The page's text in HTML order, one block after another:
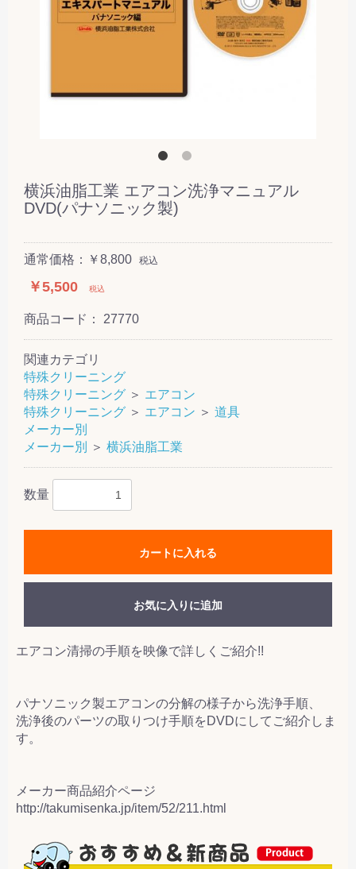
横浜油脂工業 エアコン洗浄マニュアル
DVD(パナソニック製)
通常価格：￥8,800 税込
￥5,500 税込
商品コード： 27770
関連カテゴリ
特殊クリーニング
特殊クリーニング ＞ エアコン
特殊クリーニング ＞ エアコン ＞ 道具
メーカー別
メーカー別
＞ 横浜油脂工業
数量
カートに入れる
お気に入りに追加
エアコン清掃の手順を映像で詳しくご紹介!!
パナソニック製エアコンの分解の様子から洗浄手順、
洗浄後のパーツの取りつけ手順をDVDにしてご紹介しま
す。
メーカー商品紹介ページ
http://takumisenka.jp/item/52/211.html